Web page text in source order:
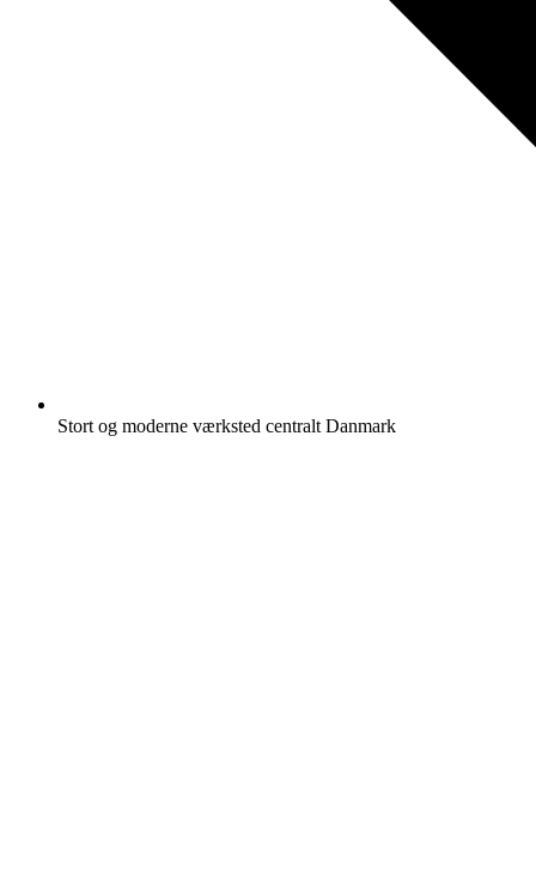
Stort og moderne værksted centralt Danmark